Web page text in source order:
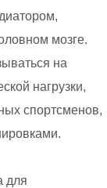
мозге.
на
нагрузки,
спортсменов,
для